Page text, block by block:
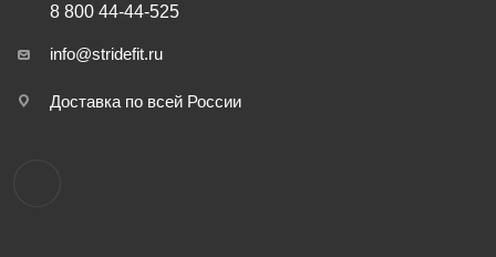
8 800 44-44-525
info@stridefit.ru
Доставка по всей России